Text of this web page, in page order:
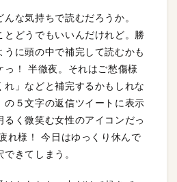
な気持ちで読むだろうか。
とどうでもいいんだけれど。勝
に頭の中で補完して読むかも
っ！ 半徹夜。それはご愁傷様
れ」などと補完するかもしれな
の５文字の返信ツイートに表示
るく微笑む女性のアイコンだっ
れ様！ 今日はゆっくり休んで
きてしまう。